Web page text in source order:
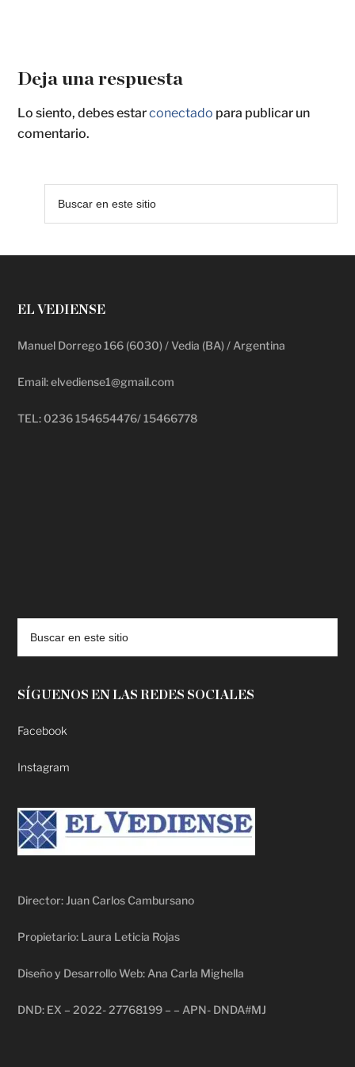
Deja una respuesta
Lo siento, debes estarconectado para publicar un
comentario.
EL VEDIENSE
Manuel Dorrego 166 (6030) / Vedia (BA) / Argentina
Email: elvediense1@gmail.com
TEL: 0236 154654476/ 15466778
SÍGUENOS EN LAS REDES SOCIALES
Facebook
Instagram
Director: Juan Carlos Cambursano
Propietario: Laura Leticia Rojas
Diseño y Desarrollo Web: Ana Carla Mighella
DND: EX – 2022- 27768199 – – APN- DNDA#MJ